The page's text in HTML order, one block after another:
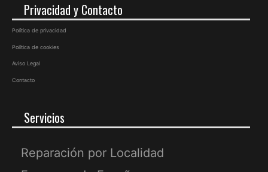
Privacidad y Contacto
Política de privacidad
Política de cookies
Aviso Legal
Contacto
Servicios
Reparación por Localidad